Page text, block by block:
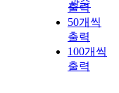
관순
출력
50개씩
출력
100개씩
출력